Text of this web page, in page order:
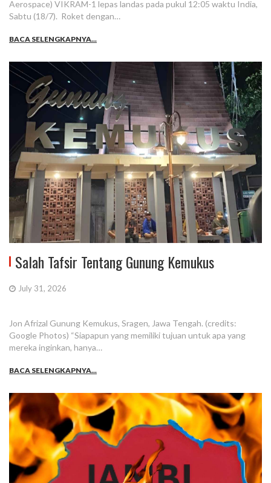
Aerospace) VIKRAM-1 lepas landas pada pukul 12:05 waktu India,
Sabtu (18/7). Roket dengan…
BACA SELENGKAPNYA...
Salah Tafsir Tentang Gunung Kemukus
July 31, 2026
Jon Afrizal Gunung Kemukus, Sragen, Jawa Tengah. (credits:
Google Photos) “Siapapun yang memiliki tujuan untuk apa yang
mereka inginkan, hanya…
BACA SELENGKAPNYA...